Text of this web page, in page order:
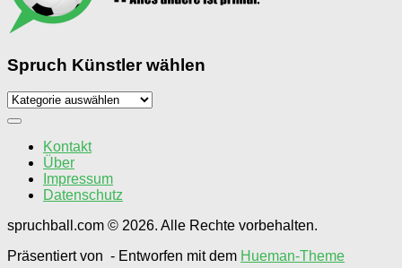
Spruch Künstler wählen
Spruch
Künstler
Kontakt
Über
Impressum
Datenschutz
spruchball.com © 2026. Alle Rechte vorbehalten.
Präsentiert von - Entworfen mit dem Hueman-Theme